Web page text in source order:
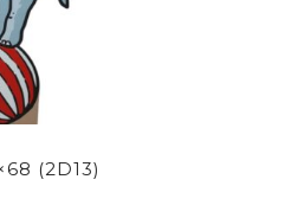
(2D13)